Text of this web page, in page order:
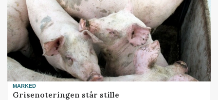
MARKED
Grisenoteringen står stille